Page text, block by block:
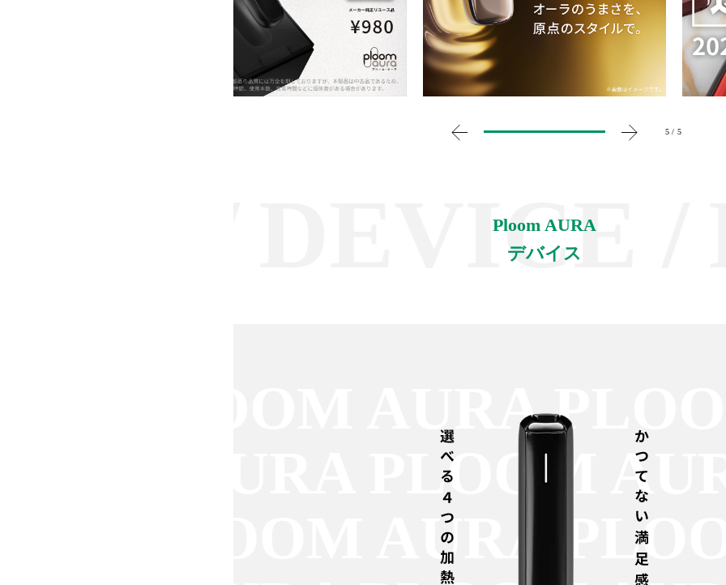
5 / 5
DEVICE /
Ploom AURA
デバイス
PLOOM AURA
AURA PLOOM
PLOOM AURA